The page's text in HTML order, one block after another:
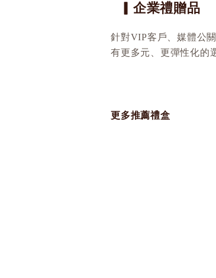
▎企業禮贈品
針對VIP客戶、媒體公
有更多元、更彈性化的
更多推薦禮盒